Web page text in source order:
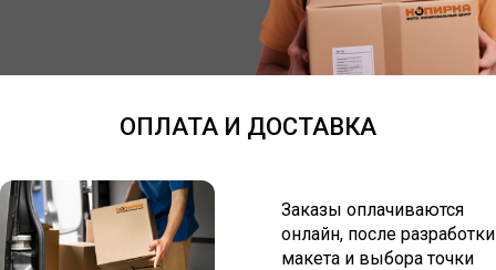
ОПЛАТА И ДОСТАВКА
Заказы оплачиваются
онлайн, после разработки
макета и выбора точки